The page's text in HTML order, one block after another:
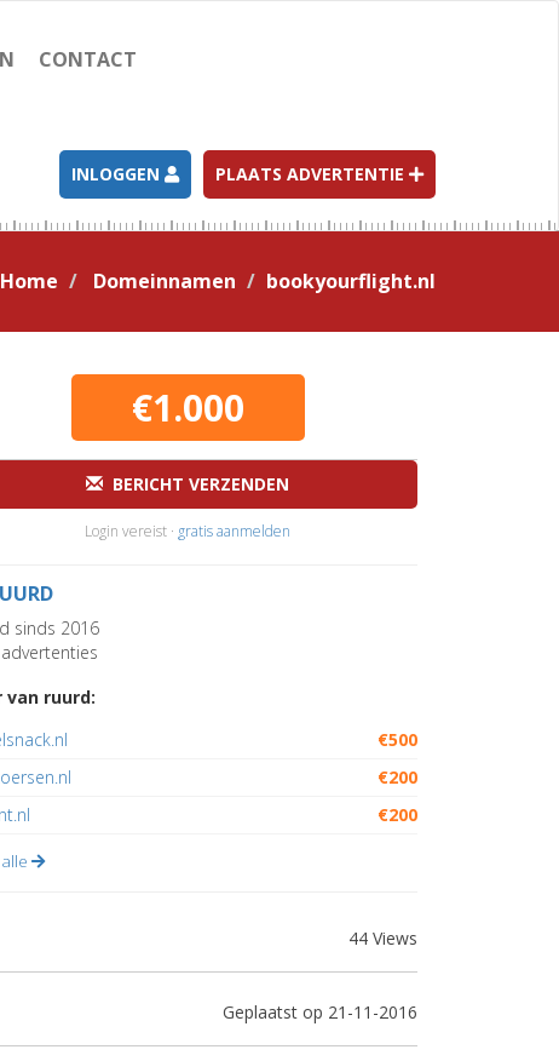
CONTACT
INLOGGEN PLAATS ADVERTENTIE
Home Domeinnamen bookyourflight.nl
€1.000
BERICHT VERZENDEN
Login vereist · gratis aanmelden
sinds 2016
van ruurd:
€500
€200
€200
44 Views
Geplaatst op 21-11-2016